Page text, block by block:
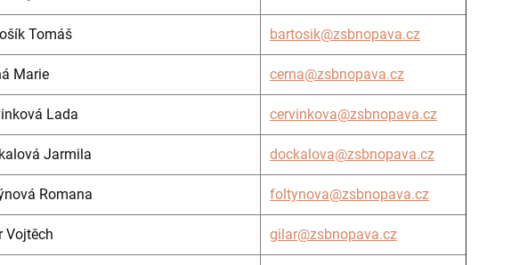
Tomáš bartosik@zsbnopava.cz
Marie cerna@zsbnopava.cz
Lada cervinkova@zsbnopava.cz
Jarmila dockalova@zsbnopava.cz
Romana foltynova@zsbnopava.cz
Vojtěch gilar@zsbnopava.cz